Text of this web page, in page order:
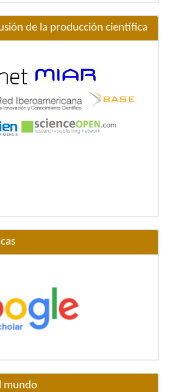
de la producción científica
mundo